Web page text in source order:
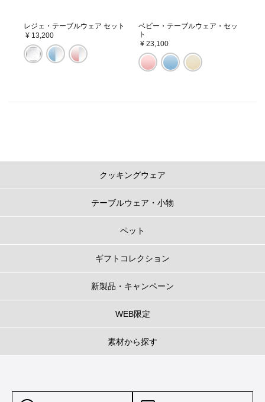
レジェ・テーブルウェア セット
¥ 13,200
ベビー・テーブルウェア・セッ
ト
¥ 23,100
クッキングウェア
テーブルウェア・小物
ペット
ギフトコレクション
新製品・キャンペーン
WEB限定
素材から探す